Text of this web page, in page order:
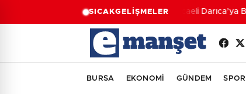
SICAKGELİŞMELERKocaeli Darıca’ya
BURSA EKONOMİ GÜNDEM SPOR